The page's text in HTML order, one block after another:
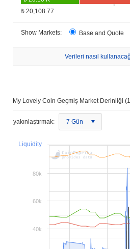
₺ 20,108.77
Show Markets: Base and Quote
Verileri nasıl
My Lovely Coin Geçmiş Market Derinliği
yakınlaştırmak: 7 Gün
Liquidity
40k
60k
80k